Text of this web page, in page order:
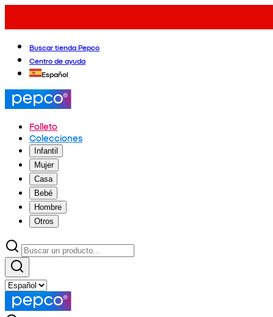
Buscar tienda Pepco
Centro de ayuda
Español
Folleto
Colecciones
Infantil
Mujer
Casa
Bebé
Hombre
Otros